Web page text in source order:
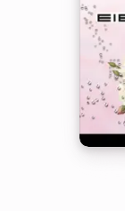
ラジオ